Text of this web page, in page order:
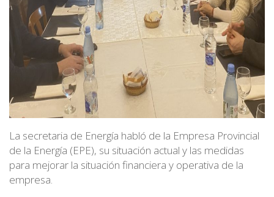
La secretaria de Energía habló de la Empresa Provincial
de la Energía (EPE), su situación actual y las medidas
para mejorar la situación financiera y operativa de la
empresa.